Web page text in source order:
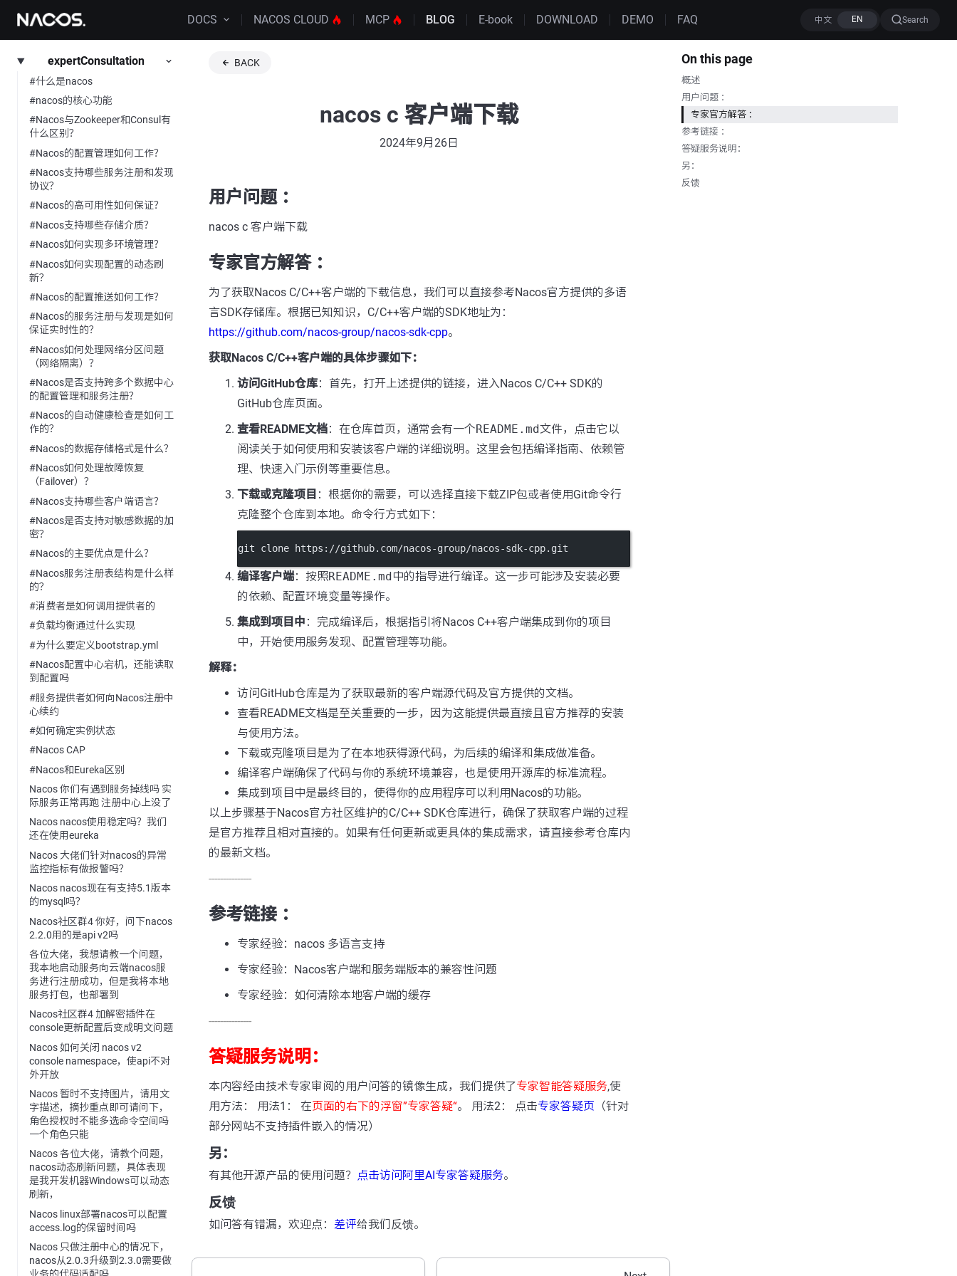
DOCS NACOS CLOUD MCP BLOG E-book DOWNLOAD DEMO FAQ Search
expertConsultation
#什么是nacos
#nacos的核心功能
#Nacos与Zookeeper和Consul有
什么区别？
#Nacos的配置管理如何工作？
#Nacos支持哪些服务注册和发现
协议？
#Nacos的高可用性如何保证？
#Nacos支持哪些存储介质？
#Nacos如何实现多环境管理？
#Nacos如何实现配置的动态刷
新？
#Nacos的配置推送如何工作？
#Nacos的服务注册与发现是如何
保证实时性的？
#Nacos如何处理网络分区问题
（网络隔离）？
#Nacos是否支持跨多个数据中心
的配置管理和服务注册？
#Nacos的自动健康检查是如何工
作的？
#Nacos的数据存储格式是什么？
#Nacos如何处理故障恢复
（Failover）？
#Nacos支持哪些客户端语言？
#Nacos是否支持对敏感数据的加
密？
#Nacos的主要优点是什么？
#Nacos服务注册表结构是什么样
的？
#消费者是如何调用提供者的
#负载均衡通过什么实现
#为什么要定义bootstrap.yml
#Nacos配置中心宕机，还能读取
到配置吗
#服务提供者如何向Nacos注册中
心续约
#如何确定实例状态
#Nacos CAP
#Nacos和Eureka区别
Nacos 你们有遇到服务掉线吗 实
际服务正常再跑 注册中心上没了
Nacos nacos使用稳定吗？我们
还在使用eureka
Nacos 大佬们针对nacos的异常
监控指标有做报警吗？
Nacos nacos现在有支持5.1版本
的mysql吗？
Nacos社区群4 你好，问下nacos
2.2.0用的是api v2吗
各位大佬，我想请教一个问题，
我本地启动服务向云端nacos服
务进行注册成功，但是我将本地
服务打包，也部署到
Nacos社区群4 加解密插件在
console更新配置后变成明文问题
Nacos 如何关闭 nacos v2
console namespace，使api不对
外开放
Nacos 暂时不支持图片，请用文
字描述，摘抄重点即可请问下，
角色授权时不能多选命令空间吗
一个角色只能
Nacos 各位大佬，请教个问题，
nacos动态刷新问题，具体表现
是我开发机器Windows可以动态
刷新，
Nacos linux部署nacos可以配置
access.log的保留时间吗
Nacos 只做注册中心的情况下，
nacos从2.0.3升级到2.3.0需要做
BACK
nacos c 客户端下载
2024年9月26日
用户问题 ：
nacos c 客户端下载
专家官方解答 ：
为了获取Nacos C/C++客户端的下载信息，我们可以直接参考Nacos官方提供的多语
言SDK存储库。根据已知知识，C/C++客户端的SDK地址为：
https://github.com/nacos-group/nacos-sdk-cpp。
获取Nacos C/C++客户端的具体步骤如下：
访问GitHub仓库：首先，打开上述提供的链接，进入Nacos C/C++ SDK的
GitHub仓库页面。
查看README文档：在仓库首页，通常会有一个README.md文件，点击它以
阅读关于如何使用和安装该客户端的详细说明。这里会包括编译指南、依赖管
理、快速入门示例等重要信息。
下载或克隆项目 ：根据你的需要，可以选择直接下载ZIP包或者使用Git命令行
克隆整个仓库到本地。命令行方式如下：
git clone https://github.com/nacos-group/nacos-sdk-cpp.git
编译客户端：按照README.md中的指导进行编译。这一步可能涉及安装必要
的依赖、配置环境变量等操作。
集成到项目中 ：完成编译后，根据指引将Nacos C++客户端集成到你的项目
中，开始使用服务发现、配置管理等功能。
解释：
访问GitHub仓库是为了获取最新的客户端源代码及官方提供的文档。
查看README文档是至关重要的一步，因为这能提供最直接且官方推荐的安装
与使用方法。
下载或克隆项目是为了在本地获得源代码，为后续的编译和集成做准备。
编译客户端确保了代码与你的系统环境兼容，也是使用开源库的标准流程。
集成到项目中是最终目的，使得你的应用程序可以利用Nacos的功能。
以上步骤基于Nacos官方社区维护的C/C++ SDK仓库进行，确保了获取客户端的过程
是官方推荐且相对直接的。如果有任何更新或更具体的集成需求，请直接参考仓库内
的最新文档。
---------------
参考链接 ：
专家经验：nacos 多语言支持
专家经验：Nacos客户端和服务端版本的兼容性问题
专家经验：如何清除本地客户端的缓存
---------------
答疑服务说明：
本内容经由技术专家审阅的用户问答的镜像生成，我们提供了专家智能答疑服务,使
用方法： 用法1： 在页面的右下的浮窗”专家答疑“。 用法2： 点击专家答疑页 （针对
部分网站不支持插件嵌入的情况）
另：
有其他开源产品的使用问题？ 点击访问阿里AI专家答疑服务。
反馈
如问答有错漏，欢迎点： 差评给我们反馈。
On this page
概述
用户问题 ：
专家官方解答 ：
参考链接 ：
答疑服务说明：
另：
反馈